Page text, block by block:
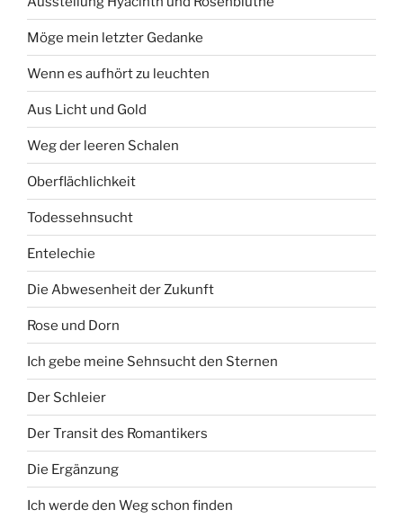
Möge mein letzter Gedanke
Wenn es aufhört zu leuchten
Aus Licht und Gold
Weg der leeren Schalen
Oberflächlichkeit
Todessehnsucht
Entelechie
Die Abwesenheit der Zukunft
Rose und Dorn
Ich gebe meine Sehnsucht den Sternen
Der Schleier
Der Transit des Romantikers
Die Ergänzung
Ich werde den Weg schon finden